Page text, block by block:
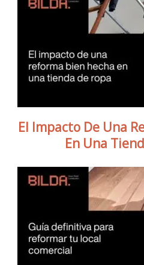
El Impacto De Una
En Una